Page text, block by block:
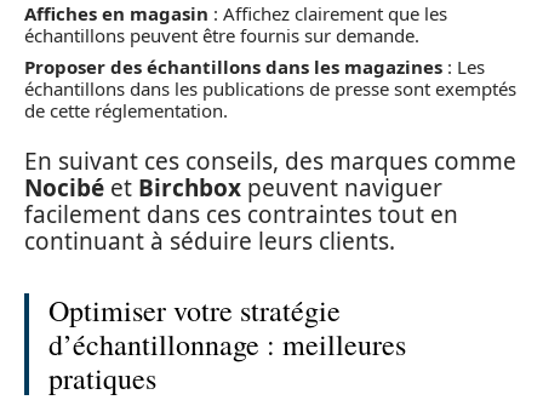
Affiches en magasin : Affichez clairement que les
échantillons peuvent être fournis sur demande.
Proposer des échantillons dans les magazines : Les
échantillons dans les publications de presse sont exemptés
de cette réglementation.
En suivant ces conseils, des marques comme
Nocibé et Birchbox peuvent naviguer
facilement dans ces contraintes tout en
continuant à séduire leurs clients.
Optimiser votre stratégie
d’échantillonnage : meilleures
pratiques